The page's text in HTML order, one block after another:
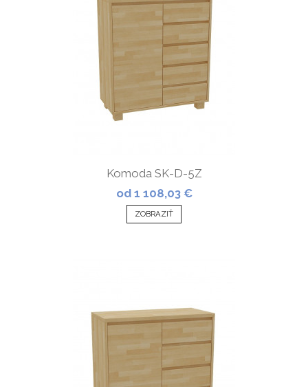
Komoda SK-D-5Z
od 1 108,03 €
ZOBRAZIŤ